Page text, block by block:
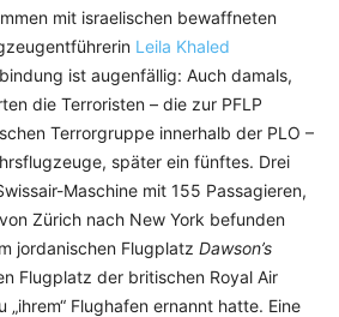
mit israelischen bewaffneten
Leila Khaled
ist augenfällig: Auch damals,
die Terroristen – die zur PFLP
Terrorgruppe innerhalb der PLO –
später ein fünftes. Drei
Maschine mit 155 Passagieren,
Zürich nach New York befunden
jordanischen Flugplatz Dawson’s
Flugplatz der britischen Royal Air
„ihrem“ Flughafen ernannt hatte. Eine